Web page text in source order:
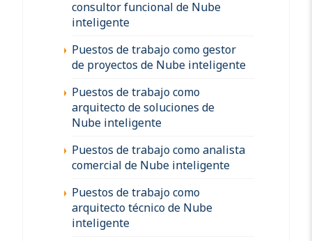
consultor funcional de Nube
inteligente
Puestos de trabajo como gestor
de proyectos de Nube inteligente
Puestos de trabajo como
arquitecto de soluciones de
Nube inteligente
Puestos de trabajo como analista
comercial de Nube inteligente
Puestos de trabajo como
arquitecto técnico de Nube
inteligente